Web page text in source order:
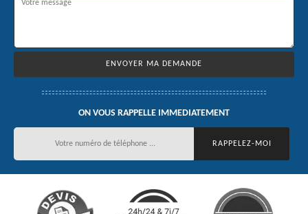
ON VOUS RAPPELLE IMMEDIATEMENT